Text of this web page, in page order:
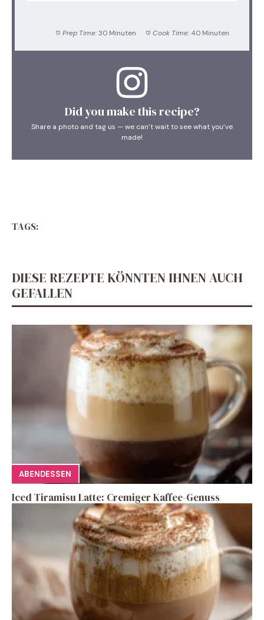
Prep Time: 30 Minuten Cook Time: 40 Minuten
Did you make this recipe?
Share a photo and tag us — we can’t wait to see what you’ve
made!
TAGS:
DIESE REZEPTE KÖNNTEN IHNEN AUCH
GEFALLEN
ABENDESSEN
Iced Tiramisu Latte: Cremiger Kaffee-Genuss